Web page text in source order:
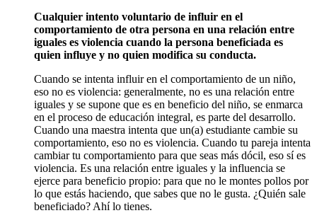
Cualquier intento voluntario de influir en el
comportamiento de otra persona en una relación entre
iguales es violencia cuando la persona beneficiada es
quien influye y no quien modifica su conducta.
Cuando se intenta influir en el comportamiento de un niño,
eso no es violencia: generalmente, no es una relación entre
iguales y se supone que es en beneficio del niño, se enmarca
en el proceso de educación integral, es parte del desarrollo.
Cuando una maestra intenta que un(a) estudiante cambie su
comportamiento, eso no es violencia. Cuando tu pareja intenta
cambiar tu comportamiento para que seas más dócil, eso sí es
violencia. Es una relación entre iguales y la influencia se
ejerce para beneficio propio: para que no le montes pollos por
lo que estás haciendo, que sabes que no le gusta. ¿Quién sale
beneficiado? Ahí lo tienes.